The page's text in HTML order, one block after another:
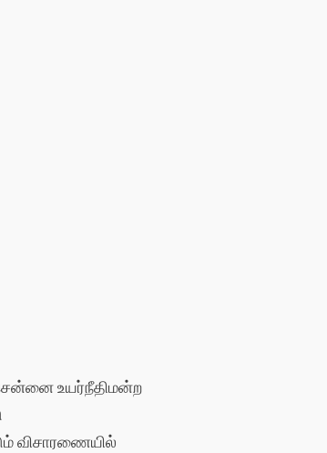
சென்னை உயர்நீதிமன்ற
விசாரணையில்